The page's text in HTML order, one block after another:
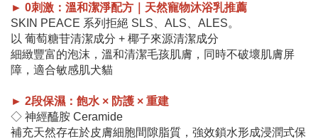
► 0刺激：溫和潔淨配方｜天然寵物沐浴乳推薦
SKIN PEACE 系列拒絕 SLS、ALS、ALES。
以 葡萄糖苷清潔成分 + 椰子來源清潔成分
細緻豐富的泡沫，溫和清潔毛孩肌膚，同時不破壞肌膚屏
障，適合敏感肌犬貓
► 2段保濕：飽水 × 防護 × 重建
◇ 神經醯胺 Ceramide
補充天然存在於皮膚細胞間隙脂質，強效鎖水形成浸潤式保